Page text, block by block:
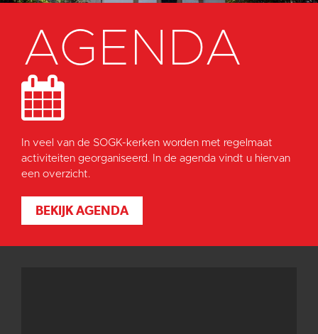
AGENDA
In veel van de SOGK-kerken worden met regelmaat
activiteiten georganiseerd. In de agenda vindt u hiervan
een overzicht.
BEKIJK AGENDA